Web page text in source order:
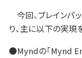
今回、ブレインパ
り、主に以下の実現
●Myndの「Mynd